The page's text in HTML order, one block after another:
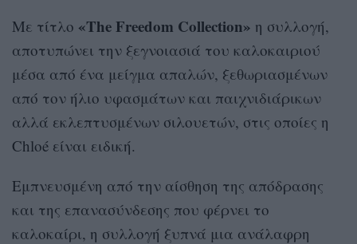
Με τίτλο «The Freedom Collection» η συλλογή,
αποτυπώνει την ξεγνοιασιά του καλοκαιριού
μέσα από ένα μείγμα απαλών, ξεθωριασμένων
από τον ήλιο υφασμάτων και παιχνιδιάρικων
αλλά εκλεπτυσμένων σιλουετών, στις οποίες η
Chloé είναι ειδική.
Εμπνευσμένη από την αίσθηση της απόδρασης
και της επανασύνδεσης που φέρνει το
καλοκαίρι, η συλλογή ξυπνά μια ανάλαφρη